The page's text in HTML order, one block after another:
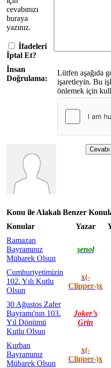
cevabınızı
buraya
yazınız.
İfadeleri
İptal Et?
İnsan
Doğrulama:
Lütfen aşağıda
işaretleyin. Bu
önlemek için
Konu ile Alakalı Benzer
Konular
Yazar
Ramazan
Bayramınız
Mübarek Olsun
şenol
Cumhuriyetimizin
102. Yılı Kutlu
Olsun
x(-
Clipper-)x
30 Ağustos Zafer
Bayramı'nın 103.
Yıl Dönümü
Kutlu Olsun
Joker’s
Grin
Kurban
Bayramınız
Mübarek Olsun
x(-
Clipper-)x